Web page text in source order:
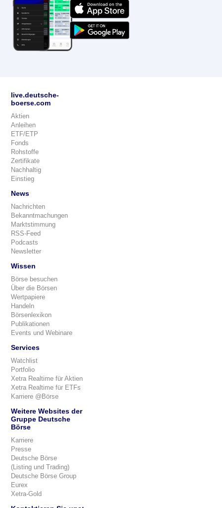
live.deutsche-
boerse.com
Aktien
Anleihen
ETF/ETP
Fonds
Rohstoffe
Zertifikate
Nachhaltig
Einstieg
News
Nachrichten
Bekanntmachungen
Marktstimmung
RSS-Feed
Podcasts
Newsletter
Wissen
Börse besuchen
Über die Börsen
Wertpapiere
Handeln
Börsenlexikon
Publikationen
Events und Webinare
Services
Watchlist
Portfolio
Xetra Realtime für Aktien
Xetra Realtime für ETFs
Karriere @Börse
Weitere Websites der
Gruppe Deutsche
Börse
Karriere
Presse
Deutsche Börse
(Listing und Trading)
Deutsche Börse Group
Eurex
Xetra-Gold